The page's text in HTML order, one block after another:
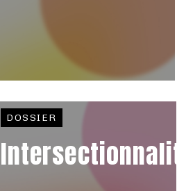
DOSSIER
Intersectionnalité